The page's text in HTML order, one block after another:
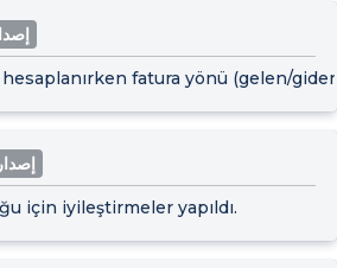
إصدار
fatura yönü (gelen/
إصدار :
için iyileştirmeler yapıldı.